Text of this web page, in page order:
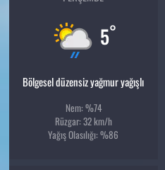
5°
Bölgesel düzensiz yağmur yağışlı
Nem: %74
Rüzgar: 32 km/h
Yağış Olasılığı: %86